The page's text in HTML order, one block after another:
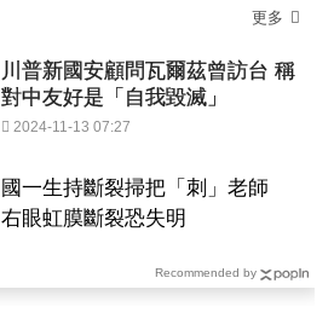
更多
川普新國安顧問瓦爾茲曾訪台 稱
對中友好是「自我毀滅」
2024-11-13 07:27
國一生持斷裂掃把「刺」老師
右眼虹膜斷裂恐失明
Recommended by